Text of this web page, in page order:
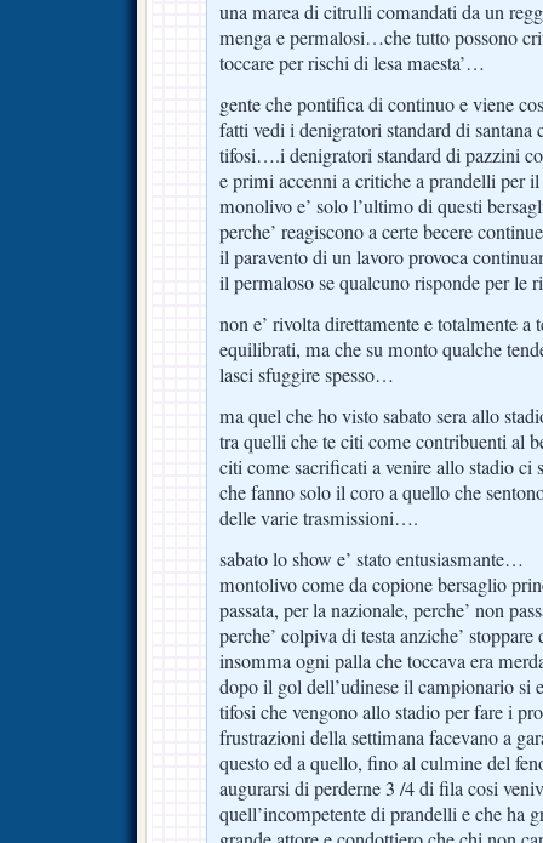
una marea di citrulli comandati da un
menga e permalosi…che tutto possono
toccare per rischi di lesa maesta’…
gente che pontifica di continuo e viene
fatti vedi i denigratori standard di santana
tifosi….i denigratori standard di pazzini
e primi accenni a critiche a prandelli per
monolivo e’ solo l’ultimo di questi
perche’ reagiscono a certe becere
il paravento di un lavoro provoca
il permaloso se qualcuno risponde per le
non e’ rivolta direttamente e totalmente a
equilibrati, ma che su monto qualche
lasci sfuggire spesso…
ma quel che ho visto sabato sera allo
tra quelli che te citi come contribuenti al
citi come sacrificati a venire allo stadio ci
che fanno solo il coro a quello che
delle varie trasmissioni….
sabato lo show e’ stato entusiasmante…
montolivo come da copione bersaglio
passata, per la nazionale, perche’ non
perche’ colpiva di testa anziche’
insomma ogni palla che toccava era
dopo il gol dell’udinese il campionario si
tifosi che vengono allo stadio per fare i
frustrazioni della settimana facevano a
questo ed a quello, fino al culmine del
augurarsi di perderne 3 /4 di fila cosi
quell’incompetente di prandelli e che ha